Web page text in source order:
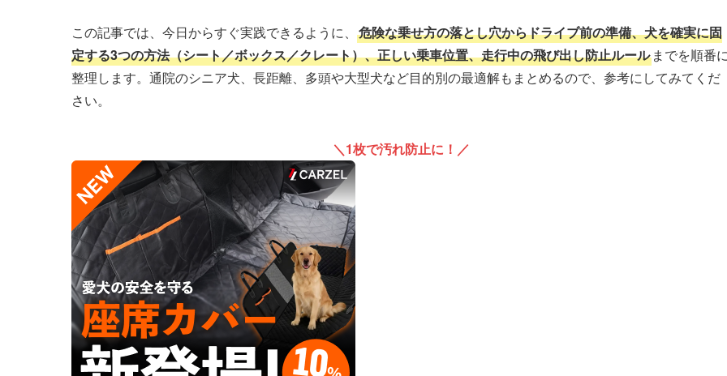
この記事では、今日からすぐ実践できるように、 危険な乗せ方の落とし穴からドライブ前の準備、犬を確実に固
定する3つの方法（シート／ボックス／クレート）、正しい乗車位置、走行中の飛び出し防止ルール までを順番
整理します。通院のシニア犬、長距離、多頭や大型犬など目的別の最適解もまとめるので、参考にしてみてくだ
さい。
＼1枚で汚れ防止に！／